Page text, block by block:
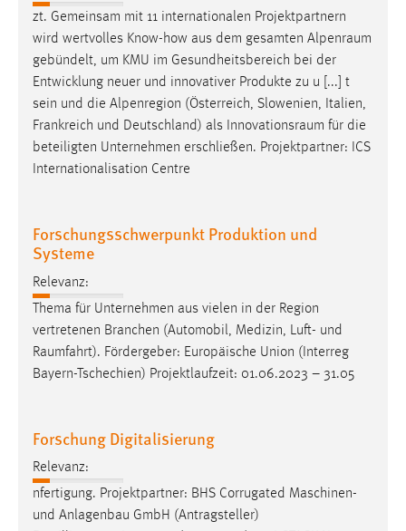
zt. Gemeinsam mit 11 internationalen Projektpartnern
wird wertvolles Know-how aus dem gesamten Alpenraum
gebündelt, um KMU im Gesundheitsbereich bei der
Entwicklung neuer und innovativer Produkte zu u [...] t
sein und die Alpenregion (Österreich, Slowenien, Italien,
Frankreich und Deutschland) als Innovationsraum für die
beteiligten Unternehmen erschließen. Projektpartner: ICS
Internationalisation Centre
Forschungsschwerpunkt Produktion und
Systeme
Relevanz:
Thema für Unternehmen aus vielen in der Region
vertretenen Branchen (Automobil, Medizin, Luft- und
Raumfahrt). Fördergeber: Europäische Union (Interreg
Bayern-Tschechien) Projektlaufzeit: 01.06.2023 – 31.05
Forschung Digitalisierung
Relevanz:
nfertigung. Projektpartner: BHS Corrugated Maschinen-
und Anlagenbau GmbH (Antragsteller)